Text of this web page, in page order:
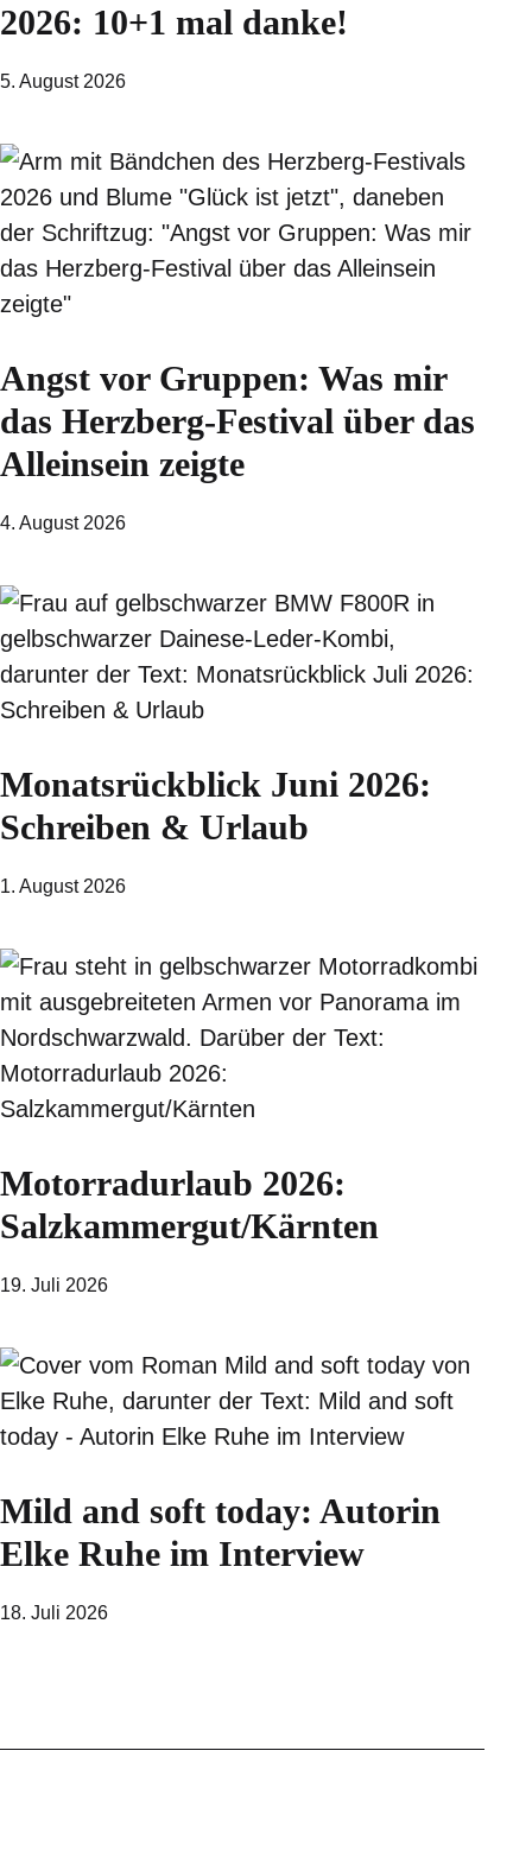
2026: 10+1 mal danke!
5. August 2026
Angst vor Gruppen: Was mir
das Herzberg-Festival über das
Alleinsein zeigte
4. August 2026
Monatsrückblick Juni 2026:
Schreiben & Urlaub
1. August 2026
Motorradurlaub 2026:
Salzkammergut/Kärnten
19. Juli 2026
Mild and soft today: Autorin
Elke Ruhe im Interview
18. Juli 2026